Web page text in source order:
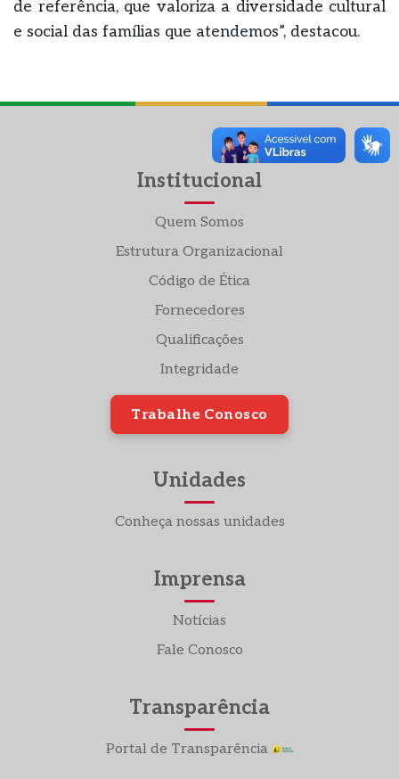
de referência, que valoriza a diversidade cultural
e social das famílias que atendemos”, destacou.
Institucional
Quem Somos
Estrutura Organizacional
Código de Ética
Fornecedores
Qualificações
Integridade
Trabalhe Conosco
Unidades
Conheça nossas unidades
Imprensa
Notícias
Fale Conosco
Transparência
Portal de Transparência